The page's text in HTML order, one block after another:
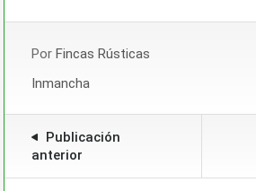
Por Fincas Rústicas
Inmancha
Publicación
anterior